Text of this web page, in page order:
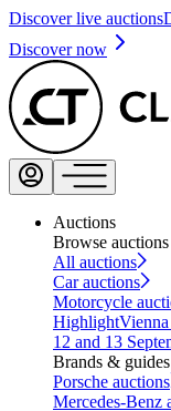
Discover live auctions
Discover now
Auctions
Browse auctions
All auctions
Car auctions
Motorcycle
Highlight
12 and 13
Brands & guides
Porsche auctions
Mercedes-Benz